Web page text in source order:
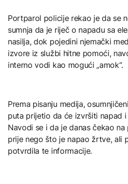
Portparol policije rekao je da se
sumnja da je riječ o napadu sa
nasilja, dok pojedini njemački
izvore iz službi hitne pomoći,
interno vodi kao mogući „amok“.
Prema pisanju medija,
puta prijetio da će izvršiti napad
Navodi se i da je danas čekao
prije nego što je napao žrtve, ali
potvrdila te informacije.